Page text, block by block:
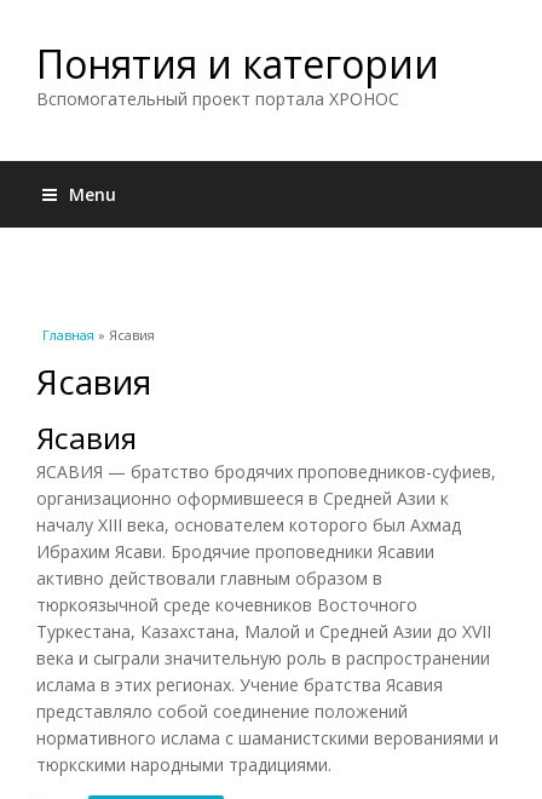
Понятия и категории
Вспомогательный проект портала ХРОНОС
Menu
Вы здесь
Главная » Ясавия
Ясавия
Ясавия
ЯСАВИЯ — братство бродячих проповедников-суфиев,
организационно оформившееся в Средней Азии к
началу XIII века, основателем которого был Ахмад
Ибрахим Ясави. Бродячие проповедники Ясавии
активно действовали главным образом в
тюркоязычной среде кочевников Восточного
Туркестана, Казахстана, Малой и Средней Азии до XVII
века и сыграли значительную роль в распространении
ислама в этих регионах. Учение братства Ясавия
представляло собой соединение положений
нормативного ислама с шаманистскими верованиями и
тюркскими народными традициями.